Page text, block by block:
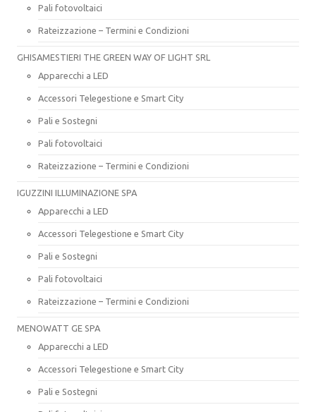
Pali fotovoltaici
Rateizzazione – Termini e Condizioni
GHISAMESTIERI THE GREEN WAY OF LIGHT SRL
Apparecchi a LED
Accessori Telegestione e Smart City
Pali e Sostegni
Pali fotovoltaici
Rateizzazione – Termini e Condizioni
IGUZZINI ILLUMINAZIONE SPA
Apparecchi a LED
Accessori Telegestione e Smart City
Pali e Sostegni
Pali fotovoltaici
Rateizzazione – Termini e Condizioni
MENOWATT GE SPA
Apparecchi a LED
Accessori Telegestione e Smart City
Pali e Sostegni